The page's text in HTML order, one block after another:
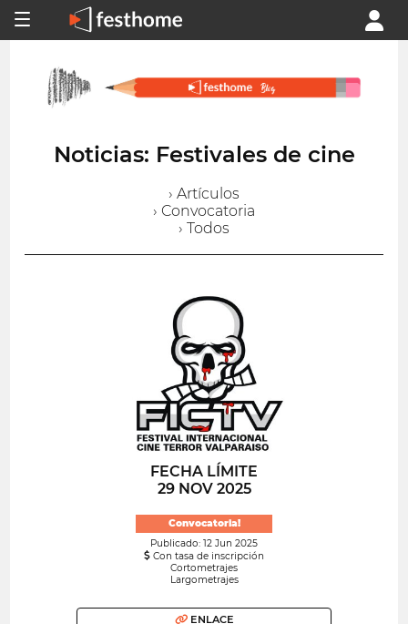
Noticias: Festivales de cine
› Artículos
› Convocatoria
› Todos
FECHA LÍMITE
29 NOV 2025
Convocatoria!
Publicado: 12 Jun 2025
Con tasa de inscripción
Cortometrajes
Largometrajes
ENLACE